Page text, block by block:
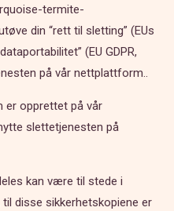
termite-
din “rett til sletting” (EUs
(EU GDPR,
på vår nettplattform..
er opprettet på vår
slettetjenesten på
kan være til stede i
disse sikkerhetskopiene er